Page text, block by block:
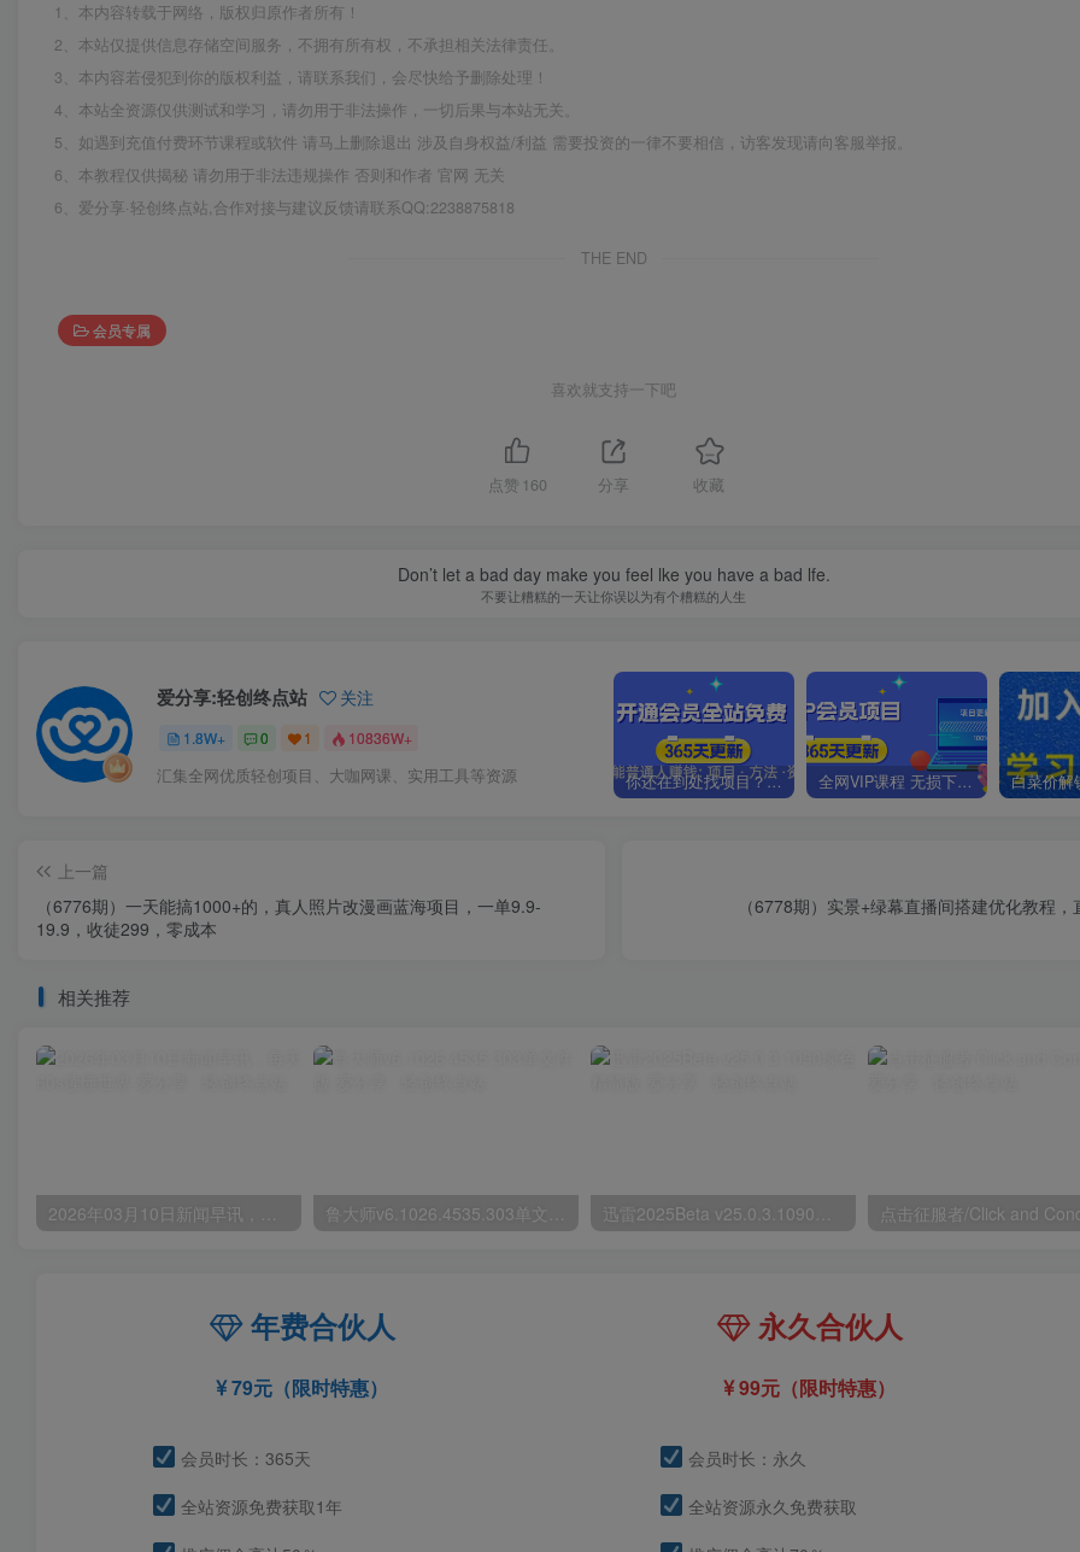
1、本内容转载于网络，版权归原作者所有！
2、本站仅提供信息存储空间服务，不拥有所有权，不承担相关法律责任。
3、本内容若侵犯到你的版权利益，请联系我们，会尽快给予删除处理！
4、本站全资源仅供测试和学习，请勿用于非法操作，一切后果与本站无关。
5、如遇到充值付费环节课程或软件 请马上删除退出 涉及自身权益/利益 需要投资的一律不要相信，访客发现请向客服举报。
6、本教程仅供揭秘 请勿用于非法违规操作 否则和作者 官网 无关
6、爱分享·轻创终点站,合作对接与建议反馈请联系QQ:2238875818
THE END
会员专属
喜欢就支持一下吧
点赞 160 分享 收藏
Don’t let a bad day make you feel lke you have a bad lfe.
不要让糟糕的一天让你误以为有个糟糕的人生
爱分享:轻创终点站 关注
1.8W+ 0 1 10836W+
汇集全网优质轻创项目、大咖网课、实用工具等资源 你还在到处找项目？还在当韭菜？我靠卖项目一个月收入5万+，曾经我也是个失败者。 全网VIP课程 无损下载~.~
上一篇
（6776期）一天能搞1000+的，真人照片改漫画蓝海项目，一单9.9-
19.9，收徒299，零成本
（6778期）实景+绿幕直播间搭建优化教程
相关推荐
点击征服者/Click and
年费合伙人
79元（限时特惠）
会员时长：365天
全站资源免费获取1年
永久合伙人
99元（限时特惠）
会员时长：永久
全站资源永久免费获取